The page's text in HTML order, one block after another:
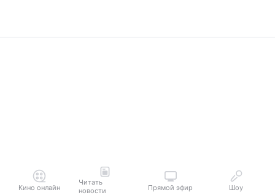
Кино онлайн
Читать
новости
Прямой эфир Шоу